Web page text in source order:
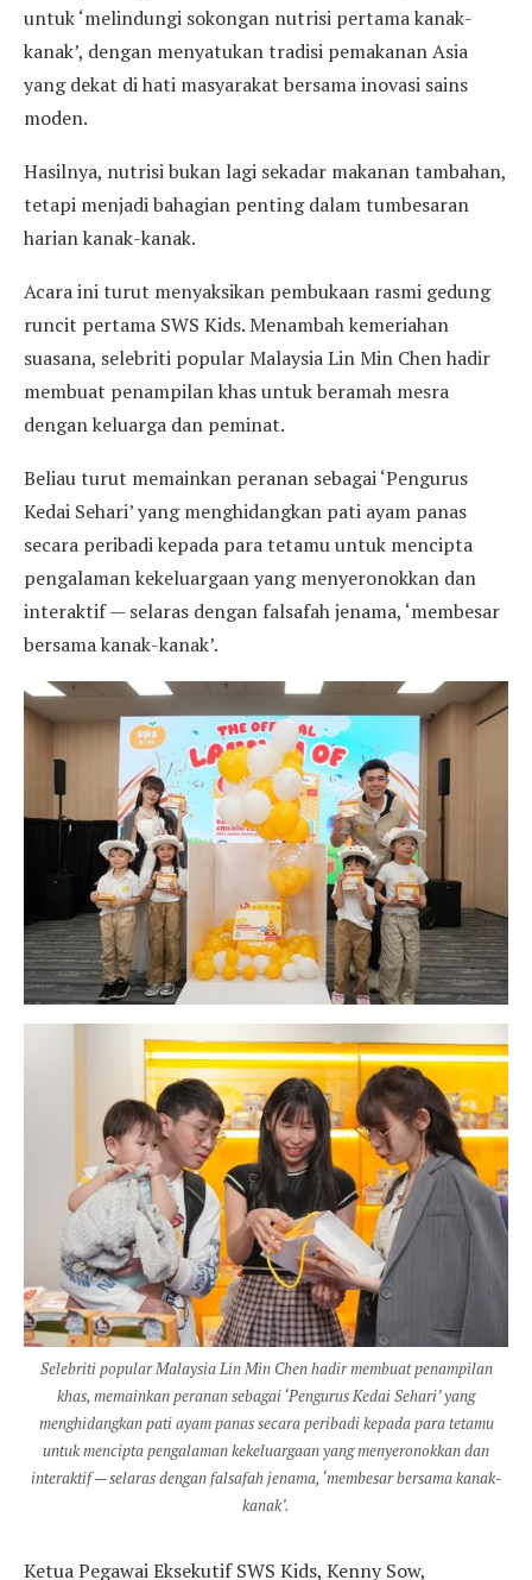
untuk ‘melindungi sokongan nutrisi pertama kanak-
kanak’, dengan menyatukan tradisi pemakanan Asia
yang dekat di hati masyarakat bersama inovasi sains
moden.
Hasilnya, nutrisi bukan lagi sekadar makanan tambahan,
tetapi menjadi bahagian penting dalam tumbesaran
harian kanak-kanak.
Acara ini turut menyaksikan pembukaan rasmi gedung
runcit pertama SWS Kids. Menambah kemeriahan
suasana, selebriti popular Malaysia Lin Min Chen hadir
membuat penampilan khas untuk beramah mesra
dengan keluarga dan peminat.
Beliau turut memainkan peranan sebagai ‘Pengurus
Kedai Sehari’ yang menghidangkan pati ayam panas
secara peribadi kepada para tetamu untuk mencipta
pengalaman kekeluargaan yang menyeronokkan dan
interaktif — selaras dengan falsafah jenama, ‘membesar
bersama kanak-kanak’.
Selebriti popular Malaysia Lin Min Chen hadir membuat penampilan
khas, memainkan peranan sebagai ‘Pengurus Kedai Sehari’ yang
menghidangkan pati ayam panas secara peribadi kepada para tetamu
untuk mencipta pengalaman kekeluargaan yang menyeronokkan dan
interaktif — selaras dengan falsafah jenama, ‘membesar bersama kanak-
kanak’.
Ketua Pegawai Eksekutif SWS Kids, Kenny Sow,